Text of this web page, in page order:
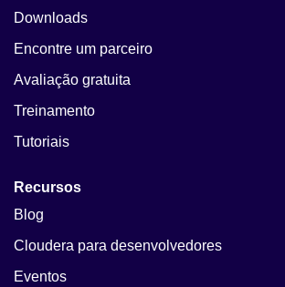
Downloads
Encontre um parceiro
Avaliação gratuita
Treinamento
Tutoriais
Recursos
Blog
Cloudera para desenvolvedores
Eventos